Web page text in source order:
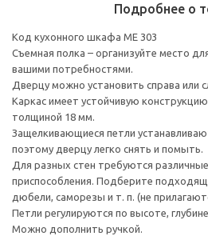
Подробнее о
Код кухонного шкафа ME 303
Съемная полка – организуйте место
вашими потребностями.
Дверцу можно установить справа или
Каркас имеет устойчивую
толщиной 18 мм.
Защелкивающиеся петли
поэтому дверцу легко снять и помыть.
Для разных стен требуются
приспособления. Подберите
дюбели, саморезы и т. п. (не
Петли регулируются по высоте,
Можно дополнить ручкой.